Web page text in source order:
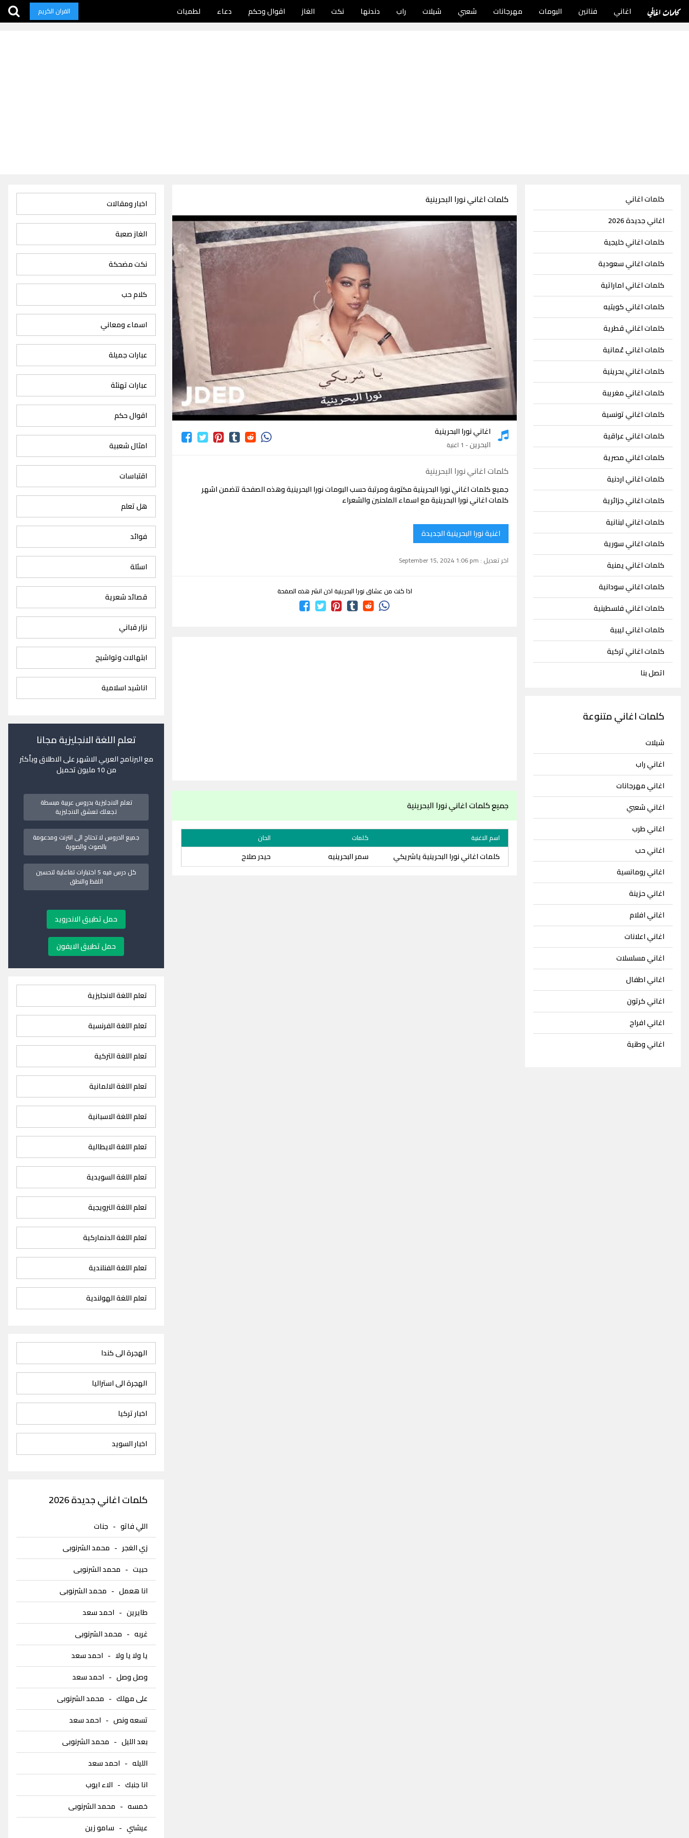
كلمات اغاني اغاني فنانين البومات مهرجانات شعبي شيلات راب دندنها نكت الغاز اقوال وحكم دعاء لطميات القران الكريم
كلمات اغاني
اغاني جديدة 2026
كلمات اغاني خليجية
كلمات اغاني سعودية
كلمات اغاني اماراتية
كلمات اغاني كويتيه
كلمات اغاني قطرية
كلمات اغاني عُمانية
كلمات اغاني بحرينية
كلمات اغاني مغريبة
كلمات اغاني تونسية
كلمات اغاني عراقية
كلمات اغاني مصرية
كلمات اغاني اردنية
كلمات اغاني جزائرية
كلمات اغاني لبنانية
كلمات اغاني سورية
كلمات اغاني يمنية
كلمات اغاني سودانية
كلمات اغاني فلسطينية
كلمات اغاني ليبية
كلمات اغاني تركية
اتصل بنا
كلمات اغاني متنوعة
شيلات
اغاني راب
اغاني مهرجانات
اغاني شعبي
اغاني طرب
اغاني حب
اغاني رومانسية
اغاني حزينة
اغاني افلام
اغاني اعلانات
اغاني مسلسلات
اغاني اطفال
اغاني كرتون
اغاني افراح
اغاني وطنية
كلمات اغاني نورا البحرينية
كلمات اغاني نورا البحرينية
اغاني نورا البحرينية
البحرين- 1 اغنية
كلمات اغاني نورا البحرينية
جميع كلمات اغاني نورا البحرينية مكتوبة ومرتبة حسب البومات نورا البحرينية وهذه الصفحة تتضمن اشهر
كلمات اغاني نورا البحرينية مع اسماء الملحنين والشعراء
اغنية نورا البحرينية الجديدة
اخر تعديل : September 15, 2024 1:06 pm
اذا كنت من عشاق نورا البحرينية اذن انشر هذه الصفحة
جميع كلمات اغاني نورا البحرينية
اسم الاغنية كلمات الحان
كلمات اغاني نورا البحرينية ياشريكي سمر البحرينيه حيدر صلاح
اخبار ومقالات
الغاز صعبة
نكت مضحكة
كلام حب
اسماء ومعاني
عبارات جميلة
عبارات تهنئة
اقوال حكم
امثال شعبية
اقتباسات
هل تعلم
فوائد
اسئلة
قصائد شعرية
نزار قباني
ابتهالات وتواشيح
اناشيد اسلامية
تعلم اللغة الانجليزية مجانا
مع البرنامج العربي الاشهر على الاطلاق وبأكثر
من 10 مليون تحميل
تعلم الانجليزية بدروس عربية مبسطة
تجعلك تعشق الانجليزية
جميع الدروس لا تحتاج الى انترنت ومدعومة
بالصوت والصورة
كل درس فيه 5 اختبارات تفاعلية لتحسين
اللفظ والنطق
حمل تطبيق الاندرويد
حمل تطبيق الايفون
تعلم اللغة الانجليزية
تعلم اللغة الفرنسية
تعلم اللغة التركية
تعلم اللغة الالمانية
تعلم اللغة الاسبانية
تعلم اللغة الايطالية
تعلم اللغة السويدية
تعلم اللغة النرويجية
تعلم اللغة الدنماركية
تعلم اللغة الفنلندية
تعلم اللغة الهولندية
الهجرة الى كندا
الهجرة الى استراليا
اخبار تركيا
اخبار السويد
كلمات اغاني جديدة 2026
اللي فاتو- جنات
زي الغجر - محمد الشرنوبى
حبيت- محمد الشرنوبى
انا هعمل- محمد الشرنوبى
طايرين- احمد سعد
غربه- محمد الشرنوبى
يا ولا يا ولا- احمد سعد
وصل وصل- احمد سعد
على مهلك- محمد الشرنوبى
تسعه ونص- احمد سعد
بعد الليل- محمد الشرنوبى
الليله- احمد سعد
انا جنبك- الاء ايوب
خمسه- محمد الشرنوبى
عيشني- سامو زين